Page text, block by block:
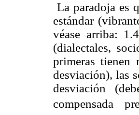
La paradoja es
estándar
véase arriba:
(dialectales,
primeras tienen
desviación), las
desviación
compensada